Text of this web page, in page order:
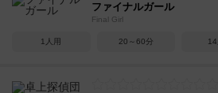
ファイナルガール
Final Girl
1人用 20～60分 14